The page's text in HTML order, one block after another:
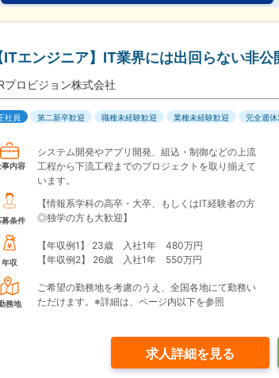
ITエンジニア】IT業界には出回らない非公
プロビジョン株式会社
社員 第二新卒歓迎 職種未経験歓迎 業種未経験歓迎 完全週
事内容
システム開発やアプリ開発、組込・制御などの上流
工程から下流工程までのプロジェクトを取り揃えて
います。
募条件
【情報系学科の高卒・大卒、もしくはIT経験者の方
◎独学の方も大歓迎】
年収
【年収例1】
23歳 入社1年 480万円
【年収例2】
26歳 入社1年 550万円
務地
ご希望の勤務地を考慮のうえ、全国各地にて勤務い
ただけます。※詳細は、ページ内以下を参照
求人詳細を見る